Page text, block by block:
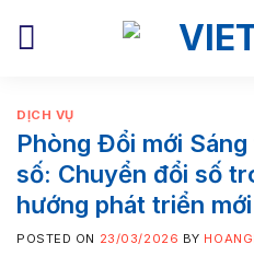
DỊCH VỤ
Phòng Đổi mới
số: Chuyển đổi số
hướng phát triển mới
POSTED ON 23/03/2026 BY